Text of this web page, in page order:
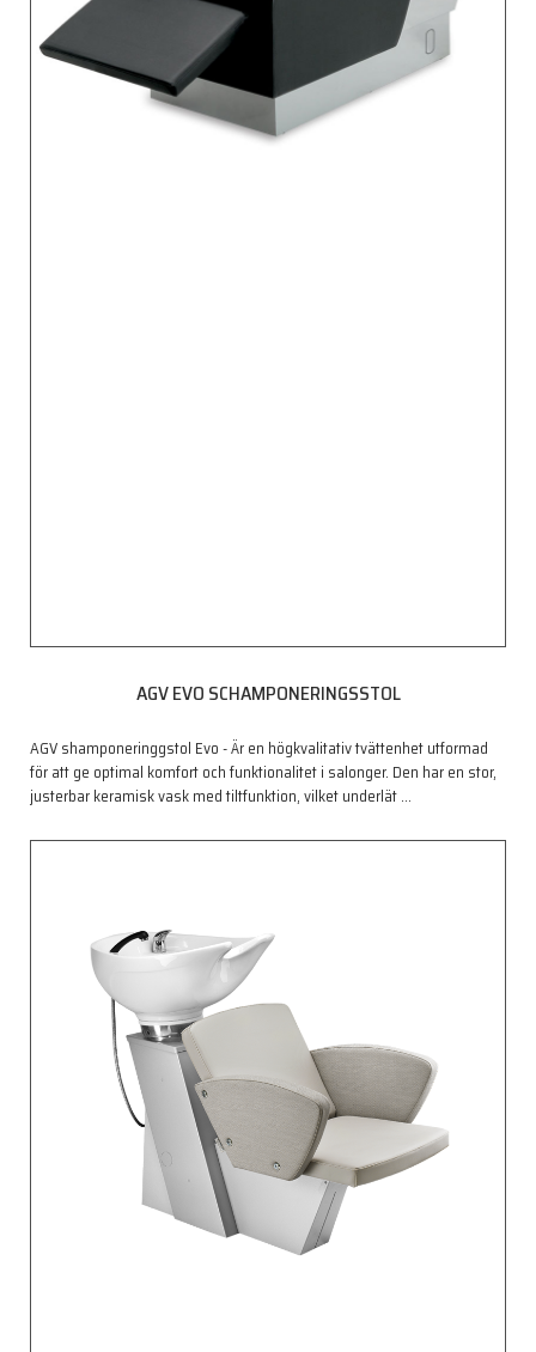
AGV EVO SCHAMPONERINGSSTOL
AGV shamponeringgstol Evo - Är en högkvalitativ tvättenhet utformad
för att ge optimal komfort och funktionalitet i salonger. Den har en stor,
justerbar keramisk vask med tiltfunktion, vilket underlät…